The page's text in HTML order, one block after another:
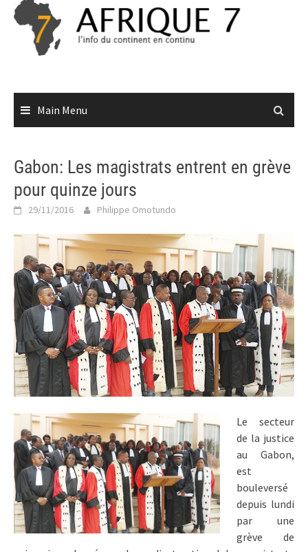
Skip
content
Main Menu
Gabon: Les magistrats entrent en grève
pour quinze jours
29/11/2016 Philippe Omotundo
Le secteur
de la justice
au Gabon,
est
bouleversé
depuis lundi
par une
grève de